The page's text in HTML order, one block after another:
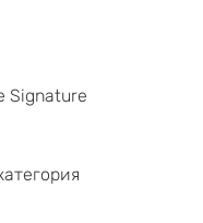
Signature